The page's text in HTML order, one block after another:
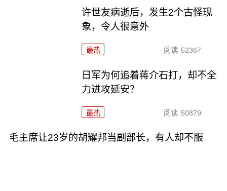
许世友病逝后，发生2个古怪现
象，令人很意外
最热 阅读 52367
日军为何追着蒋介石打，却不全
力进攻延安？
最热 阅读 50879
毛主席让23岁的胡耀邦当副部长，有人却不服